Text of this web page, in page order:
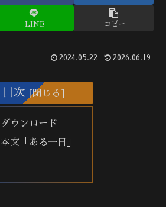
LINE コピー
2024.05.22 2026.06.19
目次
ダウンロード
本文「ある一日」